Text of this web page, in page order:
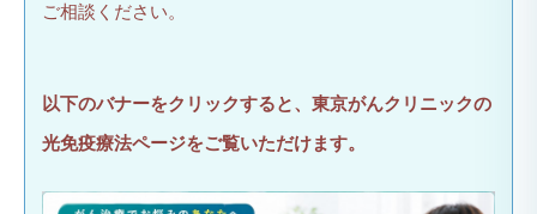
ご相談ください。
以下のバナーをクリックすると、東京がんクリニックの
光免疫療法ページをご覧いただけます。